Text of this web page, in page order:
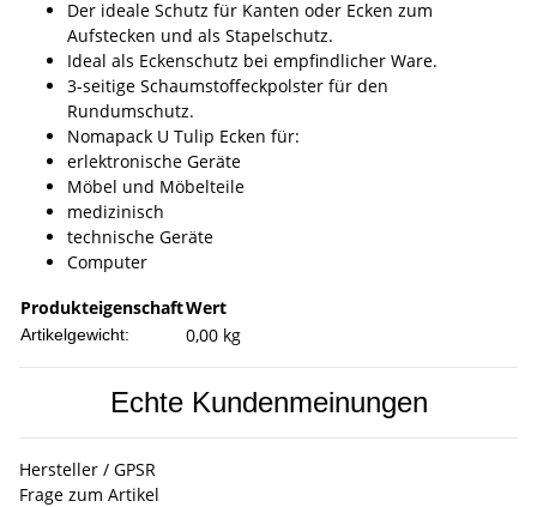
Der ideale Schutz für Kanten oder Ecken zum
Aufstecken und als Stapelschutz.
Ideal als Eckenschutz bei empfindlicher Ware.
3-seitige Schaumstoffeckpolster für den
Rundumschutz.
Nomapack U Tulip Ecken für:
erlektronische Geräte
Möbel und Möbelteile
medizinisch
technische Geräte
Computer
ProdukteigenschaftWert
Artikelgewicht: 0,00 kg
Echte Kundenmeinungen
Hersteller / GPSR
Frage zum Artikel